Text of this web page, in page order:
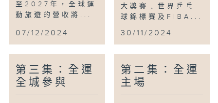
至2027年，全球運
動旅遊的營收將...
07/12/2024
大獎賽﹑世界乒乓
球錦標賽及FIBA...
30/11/2024
第三集：全運
全城參與
第二集：全運
主場